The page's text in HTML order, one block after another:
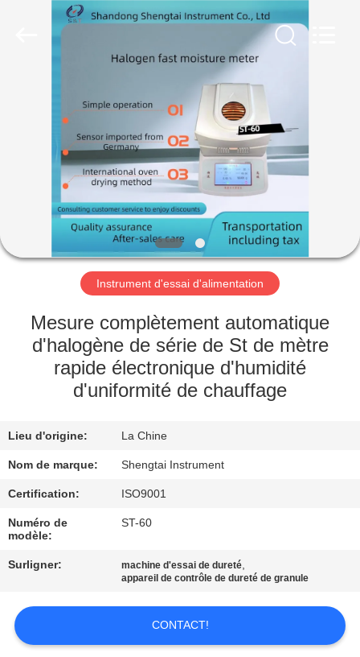
PRODUITS
SUJET
DE
NOUS
VISITE
D'USINE
CONTRÔLE
QUALITÉ
CONTACTEZ-
NOUS
DEMANDEZ
UNE
CITATION
Instrument d'essai d'alimentation
Mesure complètement automatique
d'halogène de série de St de mètre
rapide électronique d'humidité
d'uniformité de chauffage
Lieu d'origine: La Chine
Nom de marque: Shengtai Instrument
Certification: ISO9001
Numéro de
modèle:
ST-60
Surligner: machine d'essai de dureté,
appareil de contrôle de dureté de granule
CONTACT!